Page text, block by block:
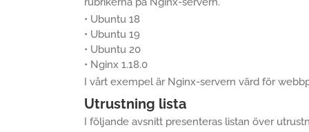
• Ubuntu 18
• Ubuntu 19
• Ubuntu 20
• Nginx 1.18.0
I vårt exempel är Nginx-servern värd för
Utrustning lista
I följande avsnitt presenteras listan över